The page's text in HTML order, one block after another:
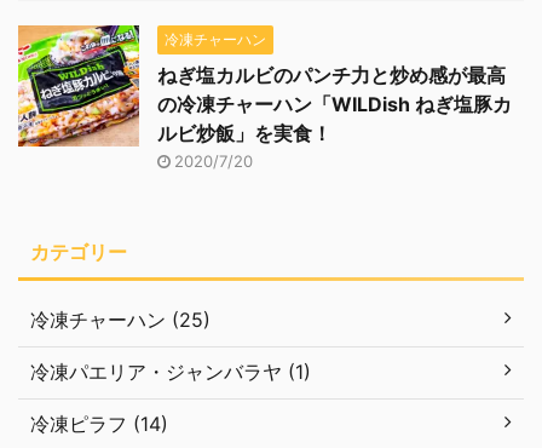
冷凍チャーハン
ねぎ塩カルビのパンチ力と炒め感が最高
の冷凍チャーハン「WILDish ねぎ塩豚カ
ルビ炒飯」を実食！
2020/7/20
カテゴリー
冷凍チャーハン (25)
冷凍パエリア・ジャンバラヤ (1)
冷凍ピラフ (14)